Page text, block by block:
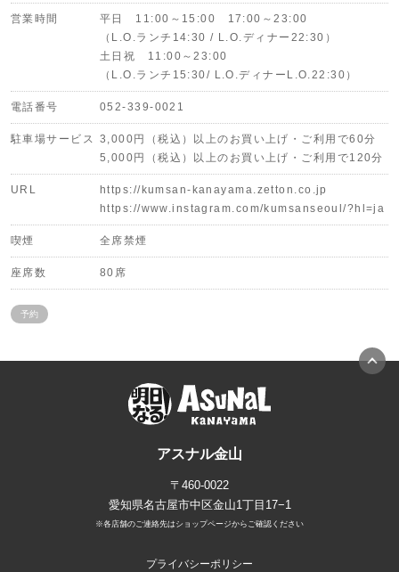
営業時間
平日 11:00～15:00 17:00～23:00
（L.O.ランチ14:30 / L.O.ディナー22:30）
土日祝 11:00～23:00
（L.O.ランチ15:30/ L.O.ディナーL.O.22:30）
電話番号 052-339-0021
駐車場サービス 3,000円（税込）以上のお買い上げ・ご利用で60分
5,000円（税込）以上のお買い上げ・ご利用で120分
URL
https://kumsan-kanayama.zetton.co.jp
https://www.instagram.com/kumsanseoul/?hl=ja
喫煙 全席禁煙
座席数 80席
予約
アスナル金山
〒460-0022
愛知県名古屋市中区金山1丁目17−1
※各店舗のご連絡先はショップページからご確認ください
プライバシーポリシー